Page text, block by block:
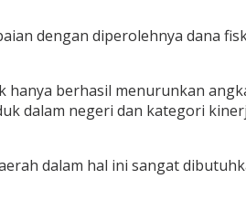
dengan diperolehnya dana
hanya berhasil menurunkan
dalam negeri dan kategori
dalam hal ini sangat